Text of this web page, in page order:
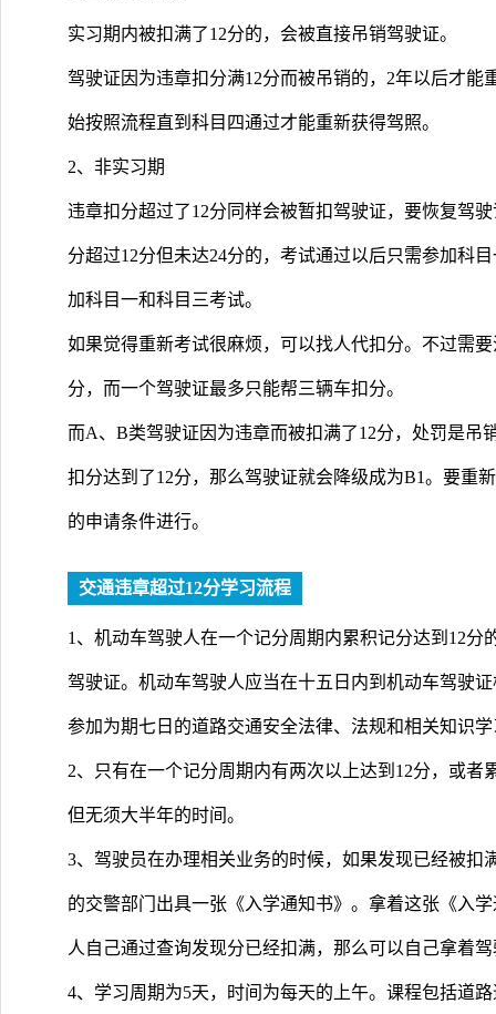
实习期内被扣满了12分的，会被直接吊销驾驶证。
驾驶证因为违章扣分满12分而被吊销的，2年以后才
始按照流程直到科目四通过才能重新获得驾照。
2、非实习期
违章扣分超过了12分同样会被暂扣驾驶证，要恢复驾
分超过12分但未达24分的，考试通过以后只需参加科
加科目一和科目三考试。
如果觉得重新考试很麻烦，可以找人代扣分。不过需
分，而一个驾驶证最多只能帮三辆车扣分。
而A、B类驾驶证因为违章而被扣满了12分，处罚是吊
扣分达到了12分，那么驾驶证就会降级成为B1。要重
的申请条件进行。
交通违章超过12分学习流程
1、机动车驾驶人在一个记分周期内累积记分达到12
驾驶证。机动车驾驶人应当在十五日内到机动车驾驶
参加为期七日的道路交通安全法律、法规和相关知识
2、只有在一个记分周期内有两次以上达到12分，或
但无须大半年的时间。
3、驾驶员在办理相关业务的时候，如果发现已经被扣
的交警部门出具一张《入学通知书》。拿着这张《入
人自己通过查询发现分已经扣满，那么可以自己拿着
4、学习周期为5天，时间为每天的上午。课程包括道